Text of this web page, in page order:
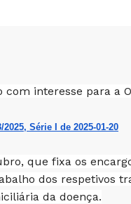
interesse para a
Série I de 2025-01-20
que fixa os
dos respetivos
da doença.